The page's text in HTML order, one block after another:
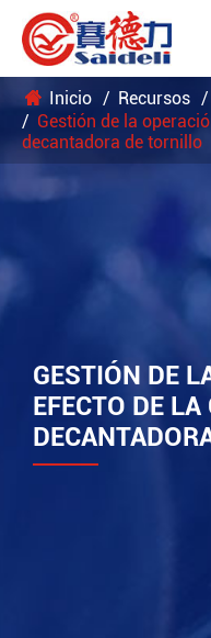
Inicio Recursos
Gestión de la
decantadora de tornillo
GESTIÓN DE
EFECTO DE